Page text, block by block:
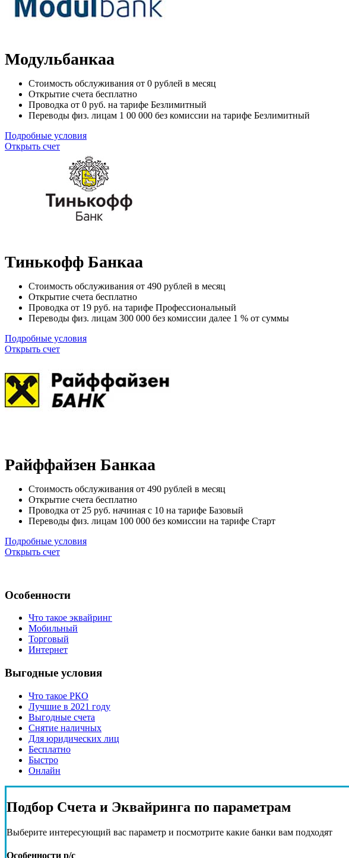
Модульбанкаа
Стоимость обслуживания от 0 рублей в месяц
Открытие счета бесплатно
Проводка от 0 руб. на тарифе Безлимитный
Переводы физ. лицам 1 00 000 без комиссии на тарифе Безлимитный
Подробные условия
Открыть счет
Тинькофф Банкаа
Стоимость обслуживания от 490 рублей в месяц
Открытие счета бесплатно
Проводка от 19 руб. на тарифе Профессиональный
Переводы физ. лицам 300 000 без комиссии далее 1 % от суммы
Подробные условия
Открыть счет
Райффайзен Банкаа
Стоимость обслуживания от 490 рублей в месяц
Открытие счета бесплатно
Проводка от 25 руб. начиная с 10 на тарифе Базовый
Переводы физ. лицам 100 000 без комиссии на тарифе Старт
Подробные условия
Открыть счет
Особенности
Что такое эквайринг
Мобильный
Торговый
Интернет
Выгодные условия
Что такое РКО
Лучшие в 2021 году
Выгодные счета
Снятие наличных
Для юридических лиц
Бесплатно
Быстро
Онлайн
Подбор Счета и Эквайринга по параметрам
Выберите интересующий вас параметр и посмотрите какие банки вам подходят
Особенности р/с